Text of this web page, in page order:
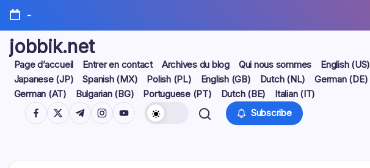
Skip
content
-
jobbik.net
Page d’accueil Entrer en contact Archives du blog Qui nous sommes English (US)
Japanese (JP)
Spanish (MX) Polish (PL) English (GB) Dutch (NL) German (DE)
German (AT)
Bulgarian (BG) Portuguese (PT) Dutch (BE)
Italian (IT)
https://www.facebook.com/
https://twitter.com/
https://t.me/
https://www.instagram.com/
https://youtube.com/ Subscribe